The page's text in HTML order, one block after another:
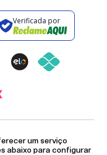
um serviço
abaixo para configurar
Verificada por
2 - CENTRO - PIRAÍ - RIO DE